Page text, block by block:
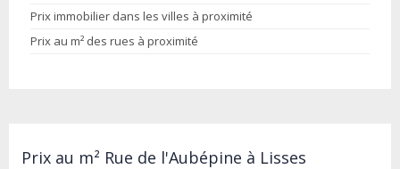
Prix immobilier dans les villes à proximité
Prix au m² des rues à proximité
Prix au m² Rue de l'Aubépine à Lisses